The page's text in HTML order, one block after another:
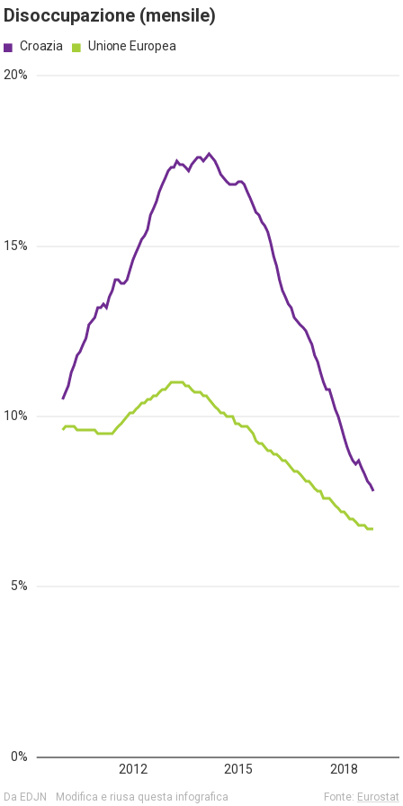
Disoccupazione (mensile)
Croazia Unione Europea
2018
2015
2012
0%
5%
10%
15%
20%
Fonte: Eurostat
Modifica e riusa questa infografica
Da EDJN